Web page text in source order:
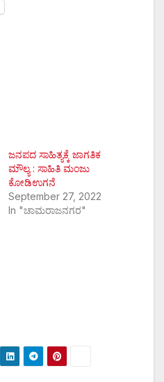
ಜನಪದ ಸಾಹಿತ್ಯಕ್ಕೆ ಜಾಗತಿಕ
ಮೌಲ್ಯ : ಸಾಹಿತಿ ಮಂಜು
ಕೋಡಿಉಗನೆ
September 27, 2022
In "ಚಾಮರಾಜನಗರ"